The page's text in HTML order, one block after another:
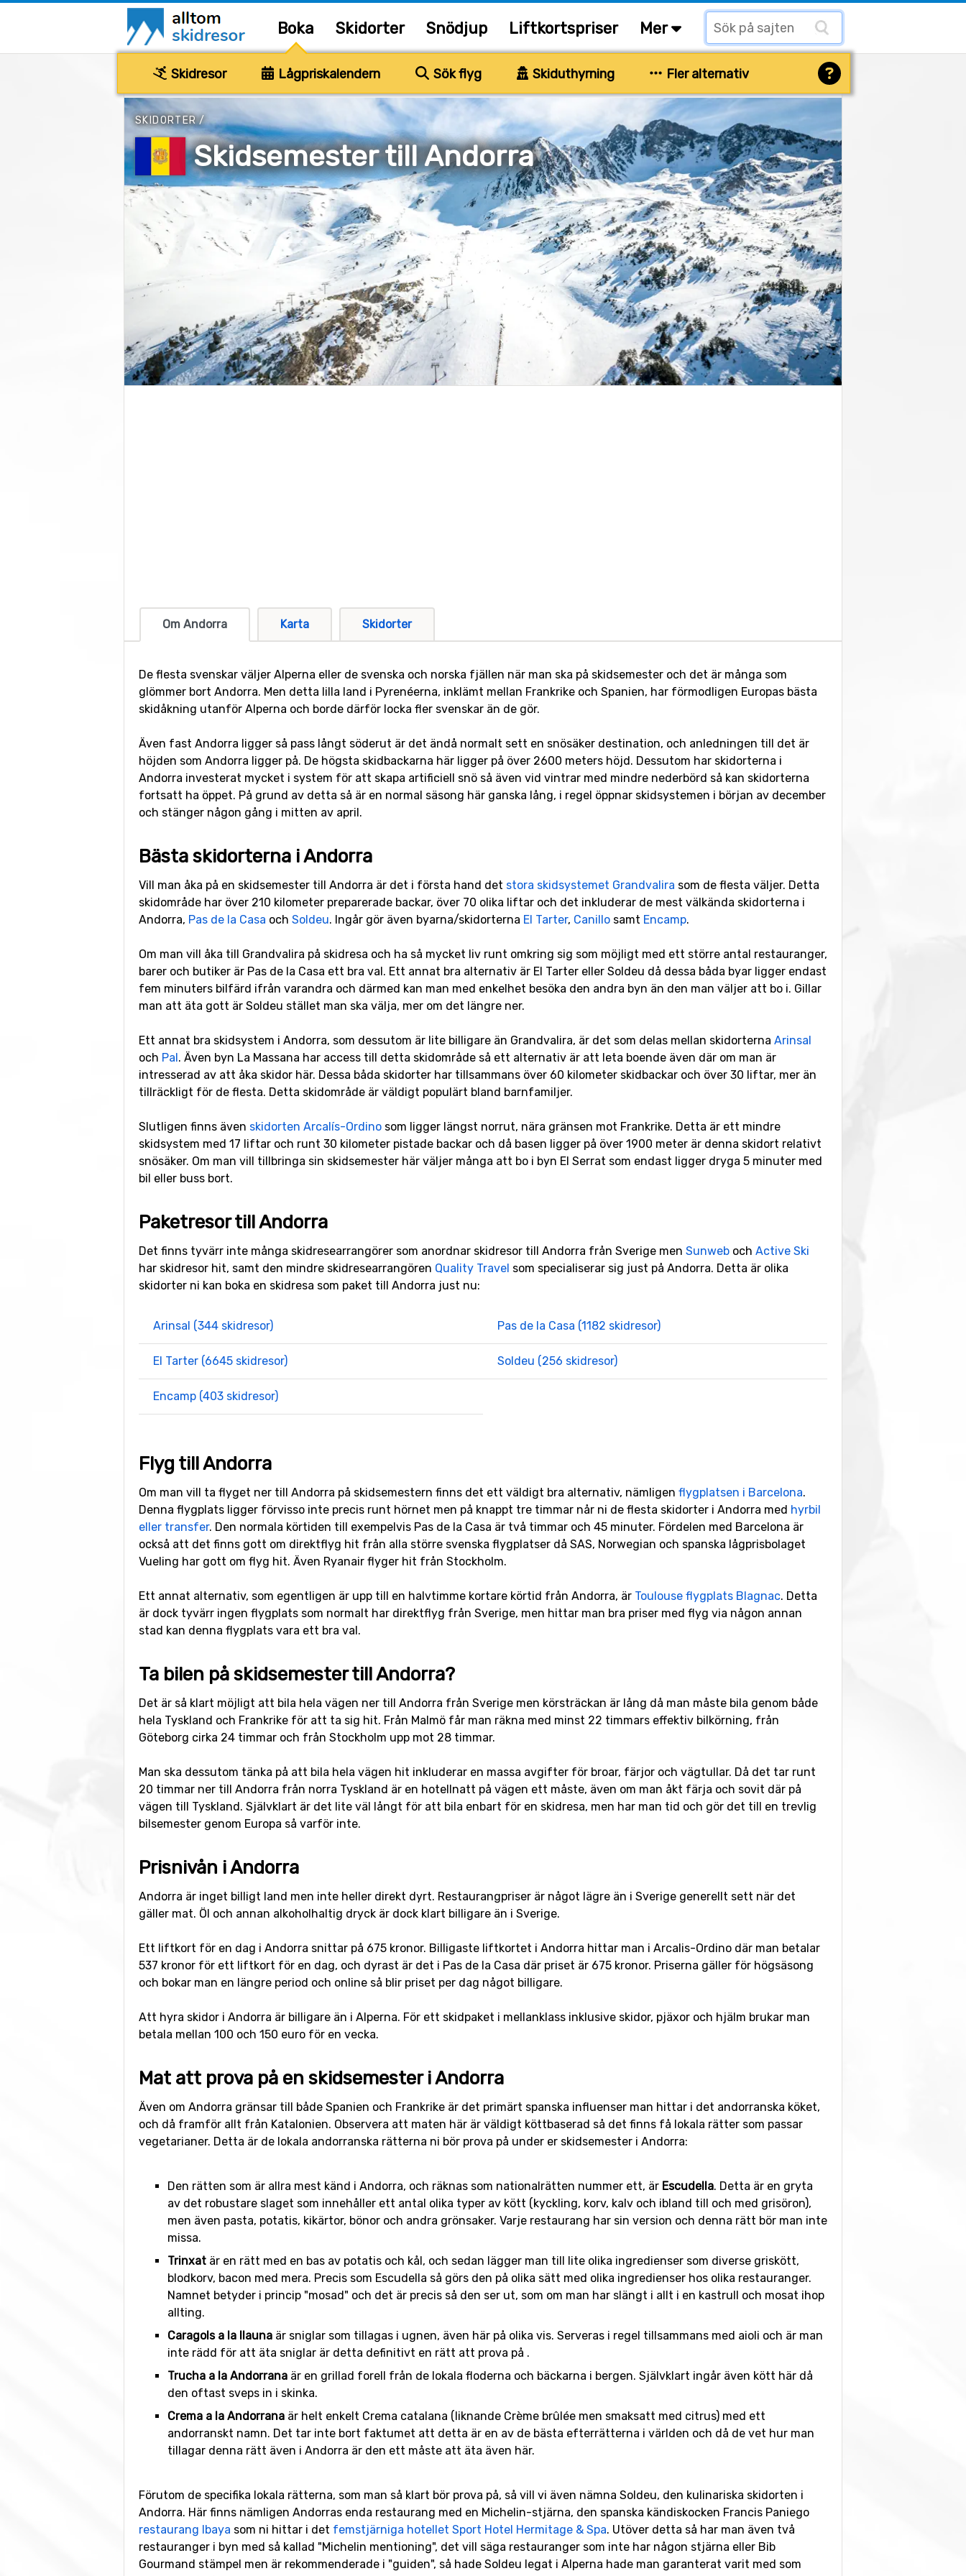
Boka Skidorter Snödjup Liftkortspriser Mer
Skidresor Lågpriskalendern Sök flyg Skiduthyrning Fler alternativ
SKIDORTER/
Skidsemester till Andorra
Om Andorra Karta Skidorter
De flesta svenskar väljer Alperna eller de svenska och norska fjällen när man ska på skidsemester och det är många som
glömmer bort Andorra. Men detta lilla land i Pyrenéerna, inklämt mellan Frankrike och Spanien, har förmodligen Europas bästa
skidåkning utanför Alperna och borde därför locka fler svenskar än de gör.
Även fast Andorra ligger så pass långt söderut är det ändå normalt sett en snösäker destination, och anledningen till det är
höjden som Andorra ligger på. De högsta skidbackarna här ligger på över 2600 meters höjd. Dessutom har skidorterna i
Andorra investerat mycket i system för att skapa artificiell snö så även vid vintrar med mindre nederbörd så kan skidorterna
fortsatt ha öppet. På grund av detta så är en normal säsong här ganska lång, i regel öppnar skidsystemen i början av december
och stänger någon gång i mitten av april.
Bästa skidorterna i Andorra
Vill man åka på en skidsemester till Andorra är det i första hand det stora skidsystemet Grandvalira som de flesta väljer. Detta
skidområde har över 210 kilometer preparerade backar, över 70 olika liftar och det inkluderar de mest välkända skidorterna i
Andorra, Pas de la Casa och Soldeu. Ingår gör även byarna/skidorterna El Tarter, Canillo samt Encamp.
Om man vill åka till Grandvalira på skidresa och ha så mycket liv runt omkring sig som möjligt med ett större antal restauranger,
barer och butiker är Pas de la Casa ett bra val. Ett annat bra alternativ är El Tarter eller Soldeu då dessa båda byar ligger endast
fem minuters bilfärd ifrån varandra och därmed kan man med enkelhet besöka den andra byn än den man väljer att bo i. Gillar
man att äta gott är Soldeu stället man ska välja, mer om det längre ner.
Ett annat bra skidsystem i Andorra, som dessutom är lite billigare än Grandvalira, är det som delas mellan skidorterna Arinsal
och Pal. Även byn La Massana har access till detta skidområde så ett alternativ är att leta boende även där om man är
intresserad av att åka skidor här. Dessa båda skidorter har tillsammans över 60 kilometer skidbackar och över 30 liftar, mer än
tillräckligt för de flesta. Detta skidområde är väldigt populärt bland barnfamiljer.
Slutligen finns även skidorten Arcalís-Ordino som ligger längst norrut, nära gränsen mot Frankrike. Detta är ett mindre
skidsystem med 17 liftar och runt 30 kilometer pistade backar och då basen ligger på över 1900 meter är denna skidort relativt
snösäker. Om man vill tillbringa sin skidsemester här väljer många att bo i byn El Serrat som endast ligger dryga 5 minuter med
bil eller buss bort.
Paketresor till Andorra
Det finns tyvärr inte många skidresearrangörer som anordnar skidresor till Andorra från Sverige men Sunweb och Active Ski
har skidresor hit, samt den mindre skidresearrangören Quality Travel som specialiserar sig just på Andorra. Detta är olika
skidorter ni kan boka en skidresa som paket till Andorra just nu:
Arinsal (344 skidresor)
El Tarter (6645 skidresor)
Encamp (403 skidresor)
Pas de la Casa (1182 skidresor)
Soldeu (256 skidresor)
Flyg till Andorra
Om man vill ta flyget ner till Andorra på skidsemestern finns det ett väldigt bra alternativ, nämligen flygplatsen i Barcelona.
Denna flygplats ligger förvisso inte precis runt hörnet men på knappt tre timmar når ni de flesta skidorter i Andorra med hyrbil
eller transfer. Den normala körtiden till exempelvis Pas de la Casa är två timmar och 45 minuter. Fördelen med Barcelona är
också att det finns gott om direktflyg hit från alla större svenska flygplatser då SAS, Norwegian och spanska lågprisbolaget
Vueling har gott om flyg hit. Även Ryanair flyger hit från Stockholm.
Ett annat alternativ, som egentligen är upp till en halvtimme kortare körtid från Andorra, är Toulouse flygplats Blagnac. Detta
är dock tyvärr ingen flygplats som normalt har direktflyg från Sverige, men hittar man bra priser med flyg via någon annan
stad kan denna flygplats vara ett bra val.
Ta bilen på skidsemester till Andorra?
Det är så klart möjligt att bila hela vägen ner till Andorra från Sverige men körsträckan är lång då man måste bila genom både
hela Tyskland och Frankrike för att ta sig hit. Från Malmö får man räkna med minst 22 timmars effektiv bilkörning, från
Göteborg cirka 24 timmar och från Stockholm upp mot 28 timmar.
Man ska dessutom tänka på att bila hela vägen hit inkluderar en massa avgifter för broar, färjor och vägtullar. Då det tar runt
20 timmar ner till Andorra från norra Tyskland är en hotellnatt på vägen ett måste, även om man åkt färja och sovit där på
vägen till Tyskland. Självklart är det lite väl långt för att bila enbart för en skidresa, men har man tid och gör det till en trevlig
bilsemester genom Europa så varför inte.
Prisnivån i Andorra
Andorra är inget billigt land men inte heller direkt dyrt. Restaurangpriser är något lägre än i Sverige generellt sett när det
gäller mat. Öl och annan alkoholhaltig dryck är dock klart billigare än i Sverige.
Ett liftkort för en dag i Andorra snittar på 675 kronor. Billigaste liftkortet i Andorra hittar man i Arcalis-Ordino där man betalar
537 kronor för ett liftkort för en dag, och dyrast är det i Pas de la Casa där priset är 675 kronor. Priserna gäller för högsäsong
och bokar man en längre period och online så blir priset per dag något billigare.
Att hyra skidor i Andorra är billigare än i Alperna. För ett skidpaket i mellanklass inklusive skidor, pjäxor och hjälm brukar man
betala mellan 100 och 150 euro för en vecka.
Mat att prova på en skidsemester i Andorra
Även om Andorra gränsar till både Spanien och Frankrike är det primärt spanska influenser man hittar i det andorranska köket,
och då framför allt från Katalonien. Observera att maten här är väldigt köttbaserad så det finns få lokala rätter som passar
vegetarianer. Detta är de lokala andorranska rätterna ni bör prova på under er skidsemester i Andorra:
Den rätten som är allra mest känd i Andorra, och räknas som nationalrätten nummer ett, är Escudella. Detta är en gryta
av det robustare slaget som innehåller ett antal olika typer av kött (kyckling, korv, kalv och ibland till och med grisöron),
men även pasta, potatis, kikärtor, bönor och andra grönsaker. Varje restaurang har sin version och denna rätt bör man inte
missa.
Trinxat är en rätt med en bas av potatis och kål, och sedan lägger man till lite olika ingredienser som diverse griskött,
blodkorv, bacon med mera. Precis som Escudella så görs den på olika sätt med olika ingredienser hos olika restauranger.
Namnet betyder i princip "mosad" och det är precis så den ser ut, som om man har slängt i allt i en kastrull och mosat ihop
allting.
Caragols a la llauna är sniglar som tillagas i ugnen, även här på olika vis. Serveras i regel tillsammans med aioli och är man
inte rädd för att äta sniglar är detta definitivt en rätt att prova på .
Trucha a la Andorrana är en grillad forell från de lokala floderna och bäckarna i bergen. Självklart ingår även kött här då
den oftast sveps in i skinka.
Crema a la Andorrana är helt enkelt Crema catalana (liknande Crème brûlée men smaksatt med citrus) med ett
andorranskt namn. Det tar inte bort faktumet att detta är en av de bästa efterrätterna i världen och då de vet hur man
tillagar denna rätt även i Andorra är den ett måste att äta även här.
Förutom de specifika lokala rätterna, som man så klart bör prova på, så vill vi även nämna Soldeu, den kulinariska skidorten i
Andorra. Här finns nämligen Andorras enda restaurang med en Michelin-stjärna, den spanska kändiskocken Francis Paniego
restaurang Ibaya som ni hittar i det femstjärniga hotellet Sport Hotel Hermitage & Spa. Utöver detta så har man även två
restauranger i byn med så kallad "Michelin mentioning", det vill säga restauranger som inte har någon stjärna eller Bib
Gourmand stämpel men är rekommenderade i "guiden", så hade Soldeu legat i Alperna hade man garanterat varit med som